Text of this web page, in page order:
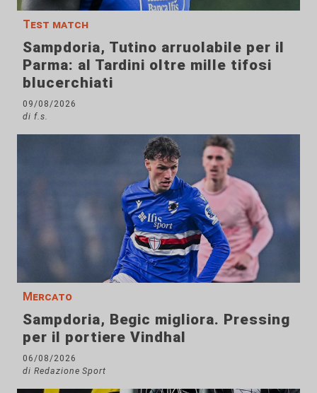
Test match
Sampdoria, Tutino arruolabile per il
Parma: al Tardini oltre mille tifosi
blucerchiati
09/08/2026
di f.s.
Mercato
Sampdoria, Begic migliora. Pressing
per il portiere Vindhal
06/08/2026
di Redazione Sport